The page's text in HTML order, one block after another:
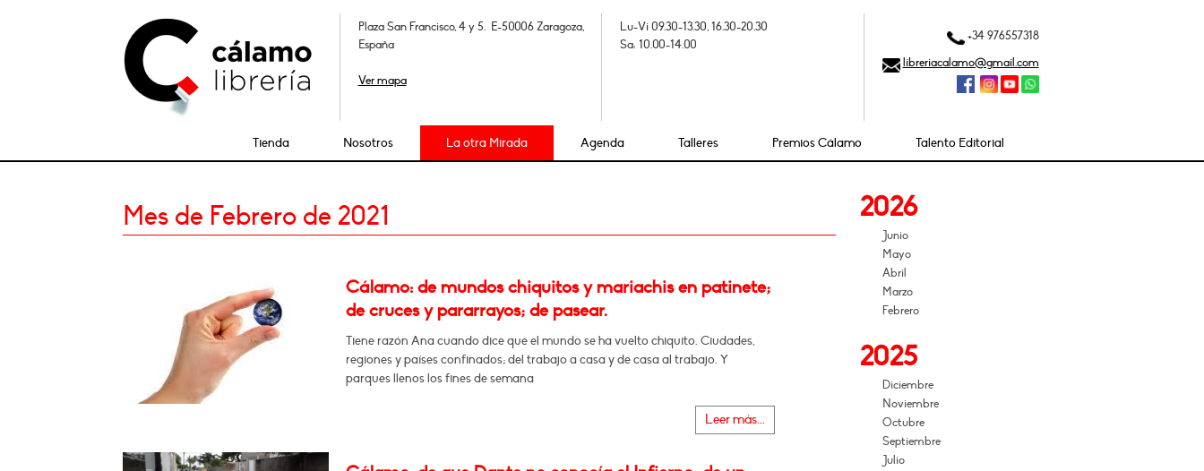
Plaza San Francisco, 4 y 5. E-50006 Zaragoza,
España
Ver mapa
Lu-Vi 09.30-13.30, 16.30-20.30
Sa: 10.00-14.00
+34 976557318
libreriacalamo@gmail.com
Tienda Nosotros La otra Mirada Agenda Talleres Premios Cálamo Talento Editorial
Mes de Febrero de 2021
Cálamo: de mundos chiquitos y mariachis en patinete;
de cruces y pararrayos; de pasear.
Tiene razón Ana cuando dice que el mundo se ha vuelto chiquito. Ciudades,
regiones y países confinados; del trabajo a casa y de casa al trabajo. Y
parques llenos los fines de semana
Leer más...
2026
Junio
Mayo
Abril
Marzo
Febrero
2025
Diciembre
Noviembre
Octubre
Septiembre
Julio